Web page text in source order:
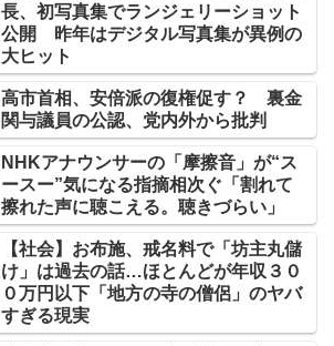
長、初写真集でランジェリーショット
公開 昨年はデジタル写真集が異例の
大ヒット
高市首相、安倍派の復権促す？ 裏金
関与議員の公認、党内外から批判
NHKアナウンサーの「摩擦音」が“ス
ースー”気になる指摘相次ぐ「割れて
擦れた声に聴こえる。聴きづらい」
【社会】お布施、戒名料で「坊主丸儲
け」は過去の話…ほとんどが年収３０
０万円以下「地方の寺の僧侶」のヤバ
すぎる現実